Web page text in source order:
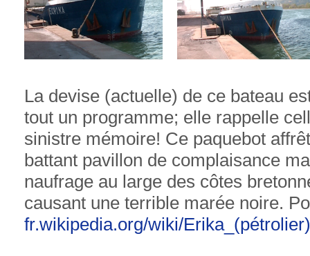
La devise (actuelle) de ce bateau
tout un programme; elle rappelle
sinistre mémoire! Ce paquebot
battant pavillon de complaisance
naufrage au large des côtes
causant une terrible marée noire.
fr.wikipedia.org/wiki/Erika_(pétrolier)